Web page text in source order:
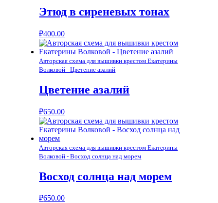
Этюд в сиреневых тонах
₽400.00
Авторская схема для вышивки крестом Екатерины
Волковой - Цветение азалий
Цветение азалий
₽650.00
Авторская схема для вышивки крестом Екатерины
Волковой - Восход солнца над морем
Восход солнца над морем
₽650.00